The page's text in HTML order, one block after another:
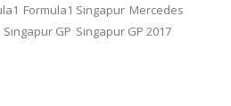
Formula1 Singapur Mercedes
Singapur GP Singapur GP 2017